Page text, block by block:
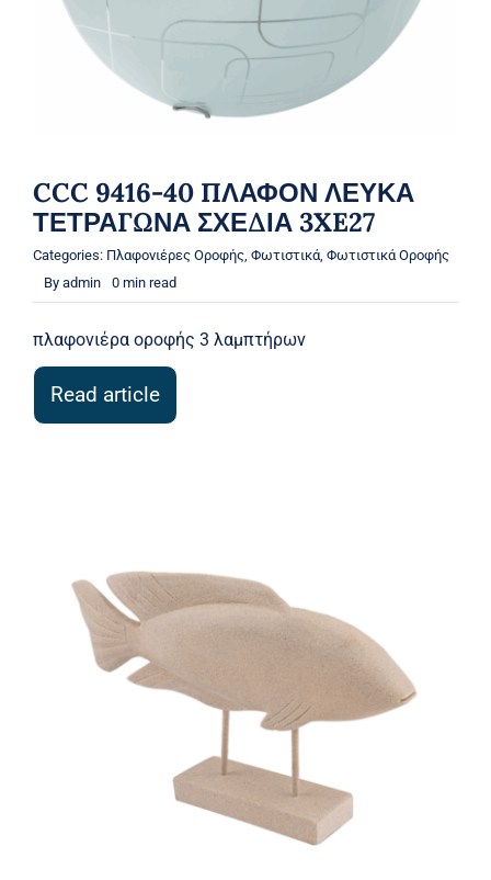
CCC 9416-40 ΠΛΑΦΟΝ ΛΕΥΚΑ
ΤΕΤΡΑΓΩΝΑ ΣΧΕΔΙΑ 3XE27
Categories: Πλαφονιέρες Οροφής, Φωτιστικά, Φωτιστικά Οροφής
By admin 0 min read
πλαφονιέρα οροφής 3 λαμπτήρων
Read article